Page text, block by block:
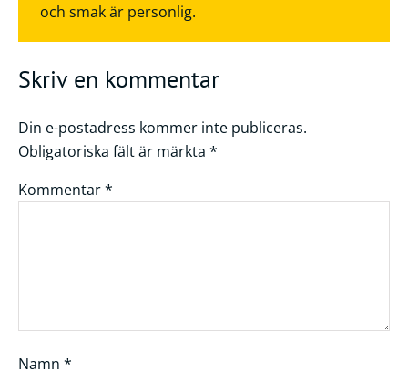
och smak är personlig.
Skriv en kommentar
Din e-postadress kommer inte publiceras.
Obligatoriska fält är märkta *
Kommentar*
Namn *